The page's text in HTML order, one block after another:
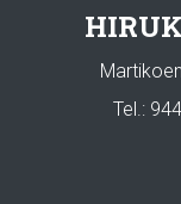
Tel.: